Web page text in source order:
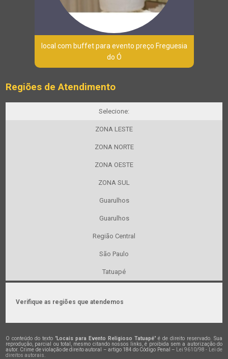
local com buffet para evento preço Freguesia
do Ó
Regiões de Atendimento
Selecione:
ZONA LESTE
ZONA NORTE
ZONA OESTE
ZONA SUL
Guarulhos
Guarulhos
Região Central
São Paulo
Tatuapé
Verifique as regiões que atendemos
O conteúdo do texto "Locais para Evento Religioso Tatuapé" é de direito reservado. Sua
reprodução, parcial ou total, mesmo citando nossos links, é proibida sem a autorização do
autor. Crime de violação de direito autoral – artigo 184 do Código Penal –
Lei 9610/98 - Lei de
direitos autorais